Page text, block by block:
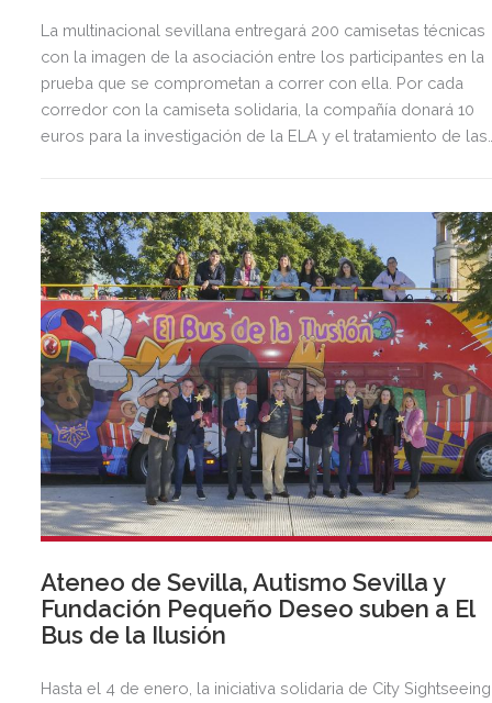
La multinacional sevillana entregará 200 camisetas técnicas
con la imagen de la asociación entre los participantes en la
prueba que se comprometan a correr con ella. Por cada
corredor con la camiseta solidaria, la compañía donará 10
euros para la investigación de la ELA y el tratamiento de las
Ateneo de Sevilla, Autismo Sevilla y
Fundación Pequeño Deseo suben a El
Bus de la Ilusión
Hasta el 4 de enero, la iniciativa solidaria de City Sightseeing